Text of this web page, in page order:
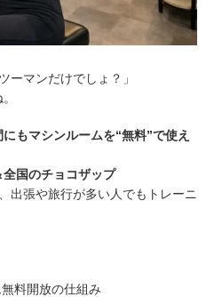
ーマンだけでしょ？」
もマシンルームを“無料”で使え
国のチョコザップ
出張や旅行が多い人でもトレーニ
料開放の仕組み